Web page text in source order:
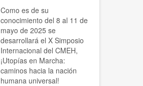
Como es de su
conocimiento del 8 al 11 de
mayo de 2025 se
desarrollará el X Simposio
Internacional del CMEH,
¡Utopías en Marcha:
caminos hacia la nación
humana universal!